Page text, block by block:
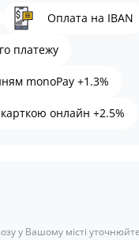
Оплата на IBAN
платежу
monoPay +1.3%
онлайн +2.5%
у Вашому місті